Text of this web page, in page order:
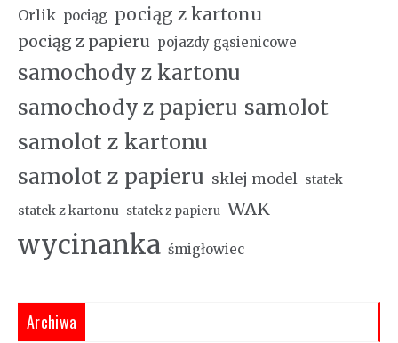
Orlik pociąg pociąg z kartonu
pociąg z papieru pojazdy gąsienicowe
samochody z kartonu
samochody z papieru samolot
samolot z kartonu
samolot z papieru sklej model statek
statek z kartonu statek z papieru WAK
wycinanka śmigłowiec
Archiwa